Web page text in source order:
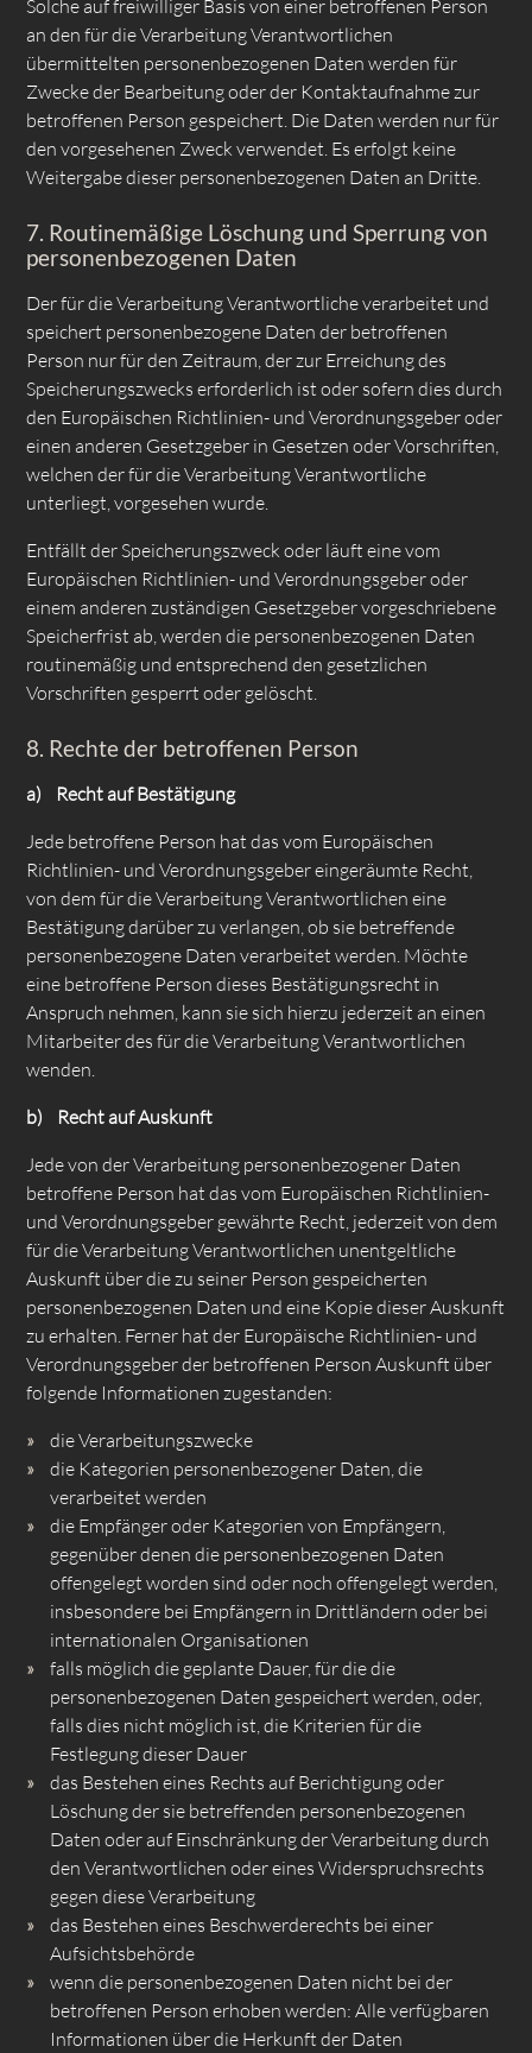
Solche auf freiwilliger Basis von einer betroffenen Person
an den für die Verarbeitung Verantwortlichen
übermittelten personenbezogenen Daten werden für
Zwecke der Bearbeitung oder der Kontaktaufnahme zur
betroffenen Person gespeichert. Die Daten werden nur für
den vorgesehenen Zweck verwendet. Es erfolgt keine
Weitergabe dieser personenbezogenen Daten an Dritte.
7. Routinemäßige Löschung und Sperrung von
personenbezogenen Daten
Der für die Verarbeitung Verantwortliche verarbeitet und
speichert personenbezogene Daten der betroffenen
Person nur für den Zeitraum, der zur Erreichung des
Speicherungszwecks erforderlich ist oder sofern dies durch
den Europäischen Richtlinien- und Verordnungsgeber oder
einen anderen Gesetzgeber in Gesetzen oder Vorschriften,
welchen der für die Verarbeitung Verantwortliche
unterliegt, vorgesehen wurde.
Entfällt der Speicherungszweck oder läuft eine vom
Europäischen Richtlinien- und Verordnungsgeber oder
einem anderen zuständigen Gesetzgeber vorgeschriebene
Speicherfrist ab, werden die personenbezogenen Daten
routinemäßig und entsprechend den gesetzlichen
Vorschriften gesperrt oder gelöscht.
8. Rechte der betroffenen Person
a) Recht auf Bestätigung
Jede betroffene Person hat das vom Europäischen
Richtlinien- und Verordnungsgeber eingeräumte Recht,
von dem für die Verarbeitung Verantwortlichen eine
Bestätigung darüber zu verlangen, ob sie betreffende
personenbezogene Daten verarbeitet werden. Möchte
eine betroffene Person dieses Bestätigungsrecht in
Anspruch nehmen, kann sie sich hierzu jederzeit an einen
Mitarbeiter des für die Verarbeitung Verantwortlichen
wenden.
b) Recht auf Auskunft
Jede von der Verarbeitung personenbezogener Daten
betroffene Person hat das vom Europäischen Richtlinien-
und Verordnungsgeber gewährte Recht, jederzeit von dem
für die Verarbeitung Verantwortlichen unentgeltliche
Auskunft über die zu seiner Person gespeicherten
personenbezogenen Daten und eine Kopie dieser Auskunft
zu erhalten. Ferner hat der Europäische Richtlinien- und
Verordnungsgeber der betroffenen Person Auskunft über
folgende Informationen zugestanden:
die Verarbeitungszwecke
die Kategorien personenbezogener Daten, die
verarbeitet werden
die Empfänger oder Kategorien von Empfängern,
gegenüber denen die personenbezogenen Daten
offengelegt worden sind oder noch offengelegt werden,
insbesondere bei Empfängern in Drittländern oder bei
internationalen Organisationen
falls möglich die geplante Dauer, für die die
personenbezogenen Daten gespeichert werden, oder,
falls dies nicht möglich ist, die Kriterien für die
Festlegung dieser Dauer
das Bestehen eines Rechts auf Berichtigung oder
Löschung der sie betreffenden personenbezogenen
Daten oder auf Einschränkung der Verarbeitung durch
den Verantwortlichen oder eines Widerspruchsrechts
gegen diese Verarbeitung
das Bestehen eines Beschwerderechts bei einer
Aufsichtsbehörde
wenn die personenbezogenen Daten nicht bei der
betroffenen Person erhoben werden: Alle verfügbaren
Informationen über die Herkunft der Daten